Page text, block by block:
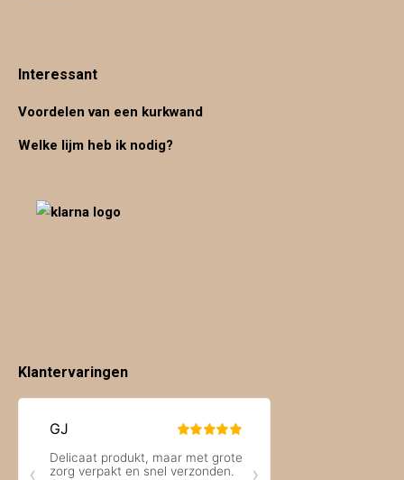
Interessant
Voordelen van een kurkwand
Welke lijm heb ik nodig?
Klantervaringen